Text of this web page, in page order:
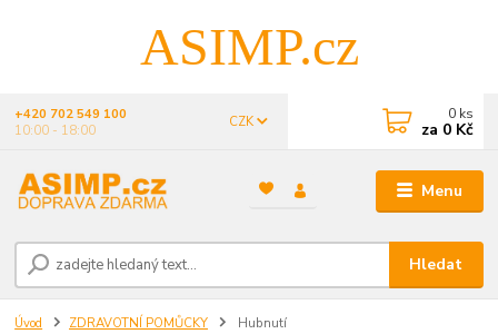
ASIMP.cz
Menu
CZK
Hledat
+420 702 549 100
10:00 - 18:00
0 ks
za 0 Kč
Úvod ZDRAVOTNÍ POMŮCKY Hubnutí